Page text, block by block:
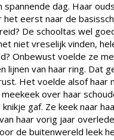
spannende dag. Haar
het eerst naar de
De schooltas wel
niet vreselijk vinden,
Onbewust voelde ze
lijnen van haar ring. Dat
Het voelde alsof haar
over haar
gaf. Ze keek naar
haar vorig jaar
de buitenwereld leek